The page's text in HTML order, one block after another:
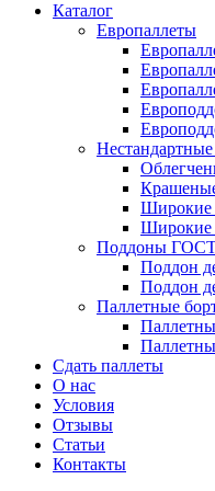
Каталог
Европаллеты
Широкие
Широкие
Поддоны
Поддон
Поддон
Паллетные
Сдать паллеты
О нас
Условия
Отзывы
Статьи
Контакты